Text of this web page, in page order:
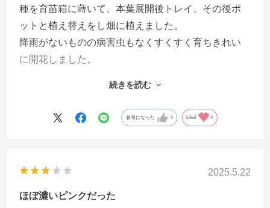
種を育苗箱に蒔いて、本葉展開後トレイ、その後ポ
ットと植え替えをし畑に植えました。
降雨がないものの病害虫もなくすくすく育ちきれい
に開花しました。
続きを読む
参考になった 0 Like! 0
2025.5.22
ほぼ濃いピンクだった